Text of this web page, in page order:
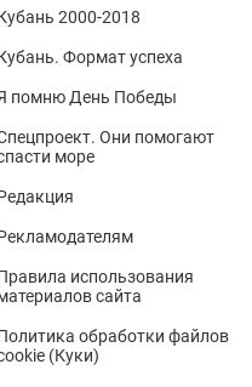
2000-2018
Формат успеха
помню День Победы
Они помогают
море
использования
сайта
обработки файлов
(Куки)